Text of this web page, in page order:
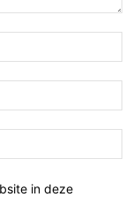
in deze